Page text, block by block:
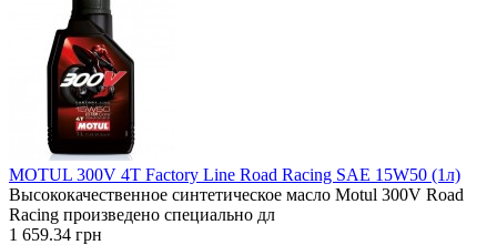
MOTUL 300V 4T Factory Line Road Racing SAE 15W50 (1л)
Высококачественное синтетическое масло Motul 300V Road
Racing произведено специально дл
1 659.34 грн